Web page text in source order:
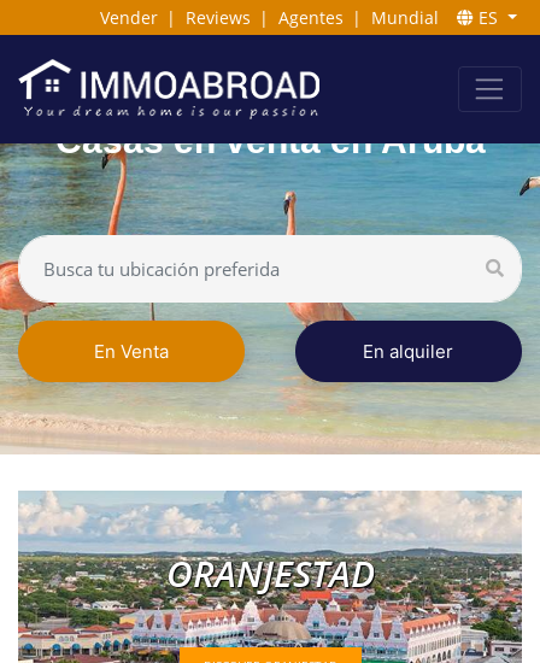
Vender | Reviews | Agentes | Mundial ES
Casas en venta en Aruba
En Venta En alquiler
ORANJESTAD